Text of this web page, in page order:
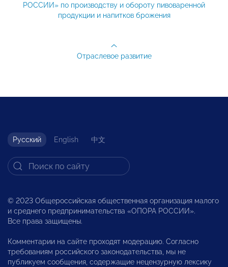
РОССИИ» по производству и обороту пивоваренной
продукции и напитков брожения
Отраслевое развитие
Русский English 中文
© 2023 Общероссийская общественная организация малого
и среднего предпринимательства «ОПОРА РОССИИ».
Все права защищены.
Комментарии на сайте проходят модерацию. Согласно
требованиям российского законодательства, мы не
публикуем сообщения, содержащие нецензурную лексику